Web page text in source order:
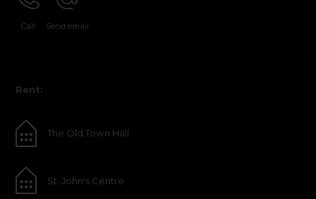
Call Send email
Rent:
The Old Town Hall
St. John's Centre